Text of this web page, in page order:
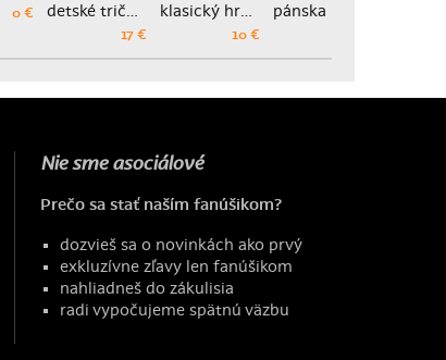
0 € detské tričko
17 €
klasický hrnček
10 €
Nie sme asociálové
Prečo sa stať naším fanúšikom?
dozvieš sa o novinkách ako prvý
exkluzívne zľavy len fanúšikom
nahliadneš do zákulisia
radi vypočujeme spätnú väzbu